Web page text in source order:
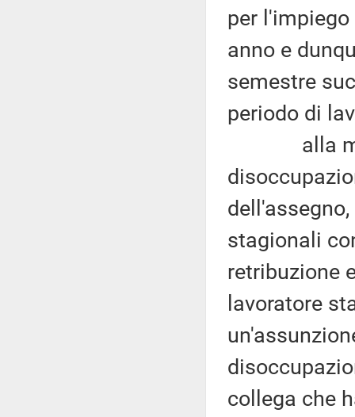
per l'impiego
anno e
semestre
periodo di
alla
stagionali
retribuzione
lavoratore
collega che